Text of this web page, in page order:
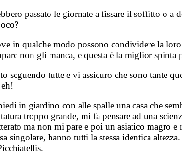
passato le giornate a fissare il soffitto o a
in qualche modo possono condividere la
non gli manca, e questa è la miglior
tutte e vi assicuro che sono tante
in giardino con alle spalle una casa che
troppo grande, mi fa pensare ad una
ma non mi pare e poi un asiatico magro
hanno tutti la stessa identica